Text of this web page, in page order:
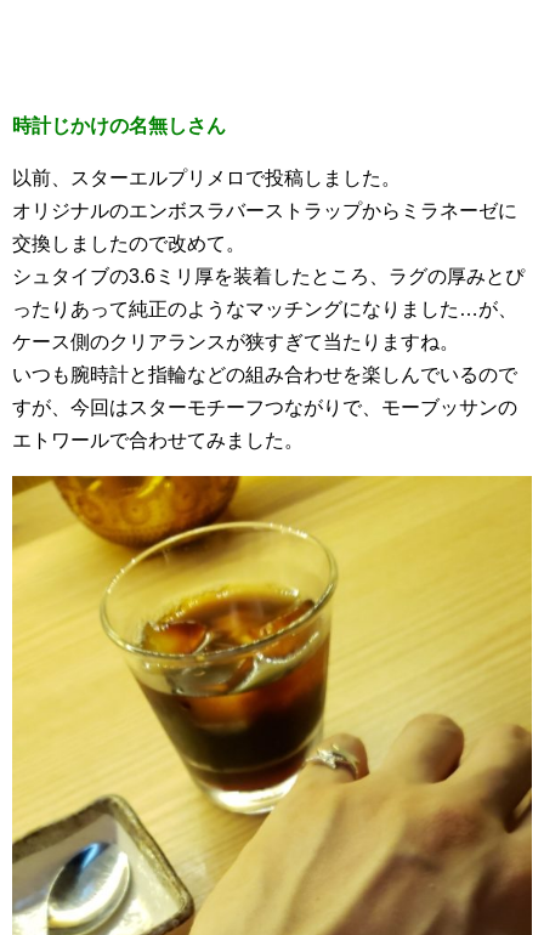
時計じかけの名無しさん
以前、スターエルプリメロで投稿しました。
オリジナルのエンボスラバーストラップからミラネーゼに
交換しましたので改めて。
シュタイブの3.6ミリ厚を装着したところ、ラグの厚みとぴ
ったりあって純正のようなマッチングになりました…が、
ケース側のクリアランスが狭すぎて当たりますね。
いつも腕時計と指輪などの組み合わせを楽しんでいるので
すが、今回はスターモチーフつながりで、モーブッサンの
エトワールで合わせてみました。